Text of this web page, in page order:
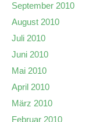
September 2010
August 2010
Juli 2010
Juni 2010
Mai 2010
April 2010
März 2010
Februar 2010